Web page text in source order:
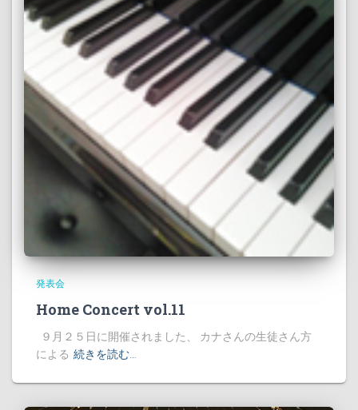
発表会
Home Concert vol.11
９月２５日に開催されました、 カナさんの生徒さん方
による 続きを読む…